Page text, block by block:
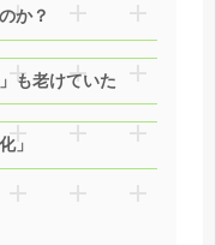
か？
も老けていた
」